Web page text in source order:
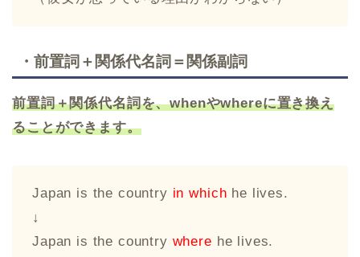
・前置詞＋関係代名詞＝関係副詞
前置詞＋関係代名詞を、whenやwhereに置き換え
ることができます。
Japan is the country in which he lives.
↓
Japan is the country where he lives.